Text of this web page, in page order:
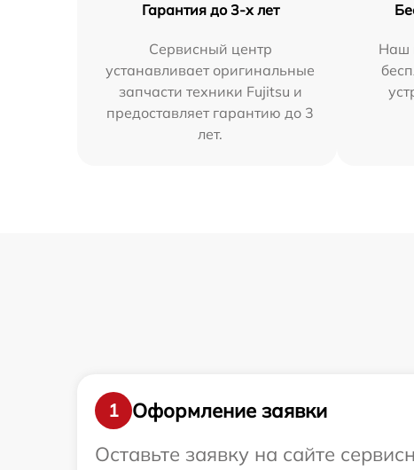
Гарантия до 3-х лет
Сервисный центр
устанавливает оригинальные
запчасти техники Fujitsu и
предоставляет гарантию до 3
лет.
Наш
1
Оформление заявки
Оставьте заявку на сайте